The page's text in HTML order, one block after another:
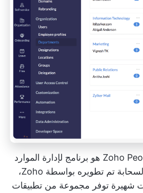
Zoho People هو برنامج لإدارة الموارد
البشرية قائم على السحابة تم تطويره بواسطة Zoho،
شهيرة توفر مجموعة من تطبيقات